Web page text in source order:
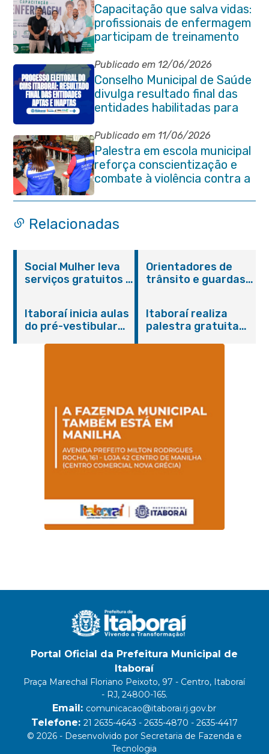
Capacitação que salva vidas:
profissionais de enfermagem
participam de treinamento
em primeiros socorros em
Itaboraí
Publicado em 12/06/2026
Conselho Municipal de Saúde
divulga resultado final das
entidades habilitadas para
eleição do quadriênio 2026-
2030
Publicado em 11/06/2026
Palestra em escola municipal
reforça conscientização e
combate à violência contra a
pessoa idosa em Itaboraí
Relacionadas
Social Mulher leva
serviços gratuitos à
sexta-feira (07/08)
Orientadores de
trânsito e guardas
primeiros socorros
em Itaboraí
Itaboraí inicia aulas
do pré-vestibular
Itaboraí realiza
palestra gratuita
Portal Oficial da Prefeitura Municipal de
Itaboraí
Praça Marechal Floriano Peixoto, 97 - Centro, Itaboraí
- RJ, 24800-165.
Email: comunicacao@itaborai.rj.gov.br
Telefone: 21 2635-4643 - 2635-4870 - 2635-4417
© 2026 - Desenvolvido por Secretaria de Fazenda e
Tecnologia